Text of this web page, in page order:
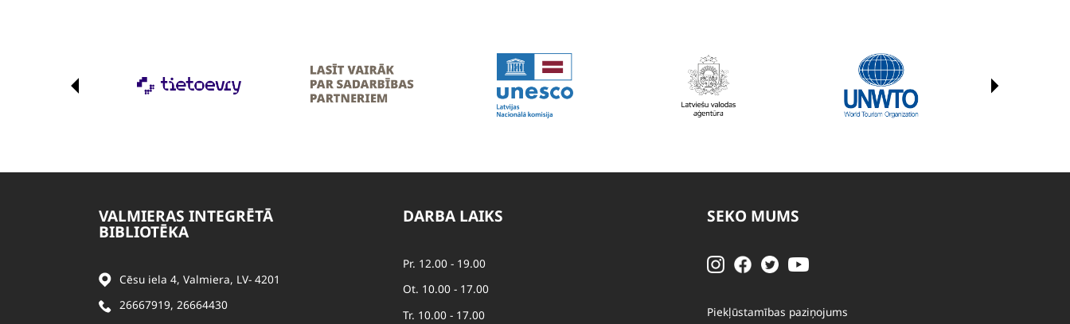
VALMIERAS INTEGRĒTĀ
BIBLIOTĒKA
Cēsu iela 4, Valmiera, LV- 4201
26667919, 26664430
DARBA LAIKS
Pr. 12.00 - 19.00
Ot. 10.00 - 17.00
Tr. 10.00 - 17.00
SEKO MUMS
Piekļūstamības paziņojums